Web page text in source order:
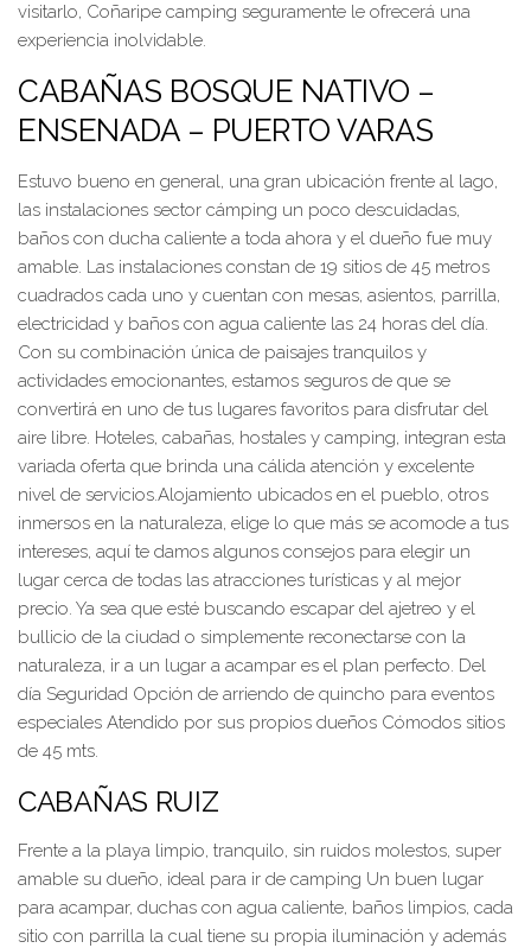
visitarlo, Coñaripe camping seguramente le ofrecerá una
experiencia inolvidable.
CABAÑAS BOSQUE NATIVO –
ENSENADA – PUERTO VARAS
Estuvo bueno en general, una gran ubicación frente al lago,
las instalaciones sector cámping un poco descuidadas,
baños con ducha caliente a toda ahora y el dueño fue muy
amable. Las instalaciones constan de 19 sitios de 45 metros
cuadrados cada uno y cuentan con mesas, asientos, parrilla,
electricidad y baños con agua caliente las 24 horas del día.
Con su combinación única de paisajes tranquilos y
actividades emocionantes, estamos seguros de que se
convertirá en uno de tus lugares favoritos para disfrutar del
aire libre. Hoteles, cabañas, hostales y camping, integran esta
variada oferta que brinda una cálida atención y excelente
nivel de servicios.Alojamiento ubicados en el pueblo, otros
inmersos en la naturaleza, elige lo que más se acomode a tus
intereses, aquí te damos algunos consejos para elegir un
lugar cerca de todas las atracciones turísticas y al mejor
precio. Ya sea que esté buscando escapar del ajetreo y el
bullicio de la ciudad o simplemente reconectarse con la
naturaleza, ir a un lugar a acampar es el plan perfecto. Del
día Seguridad Opción de arriendo de quincho para eventos
especiales Atendido por sus propios dueños Cómodos sitios
de 45 mts.
CABAÑAS RUIZ
Frente a la playa limpio, tranquilo, sin ruidos molestos, super
amable su dueño, ideal para ir de camping Un buen lugar
para acampar, duchas con agua caliente, baños limpios, cada
sitio con parrilla la cual tiene su propia iluminación y además